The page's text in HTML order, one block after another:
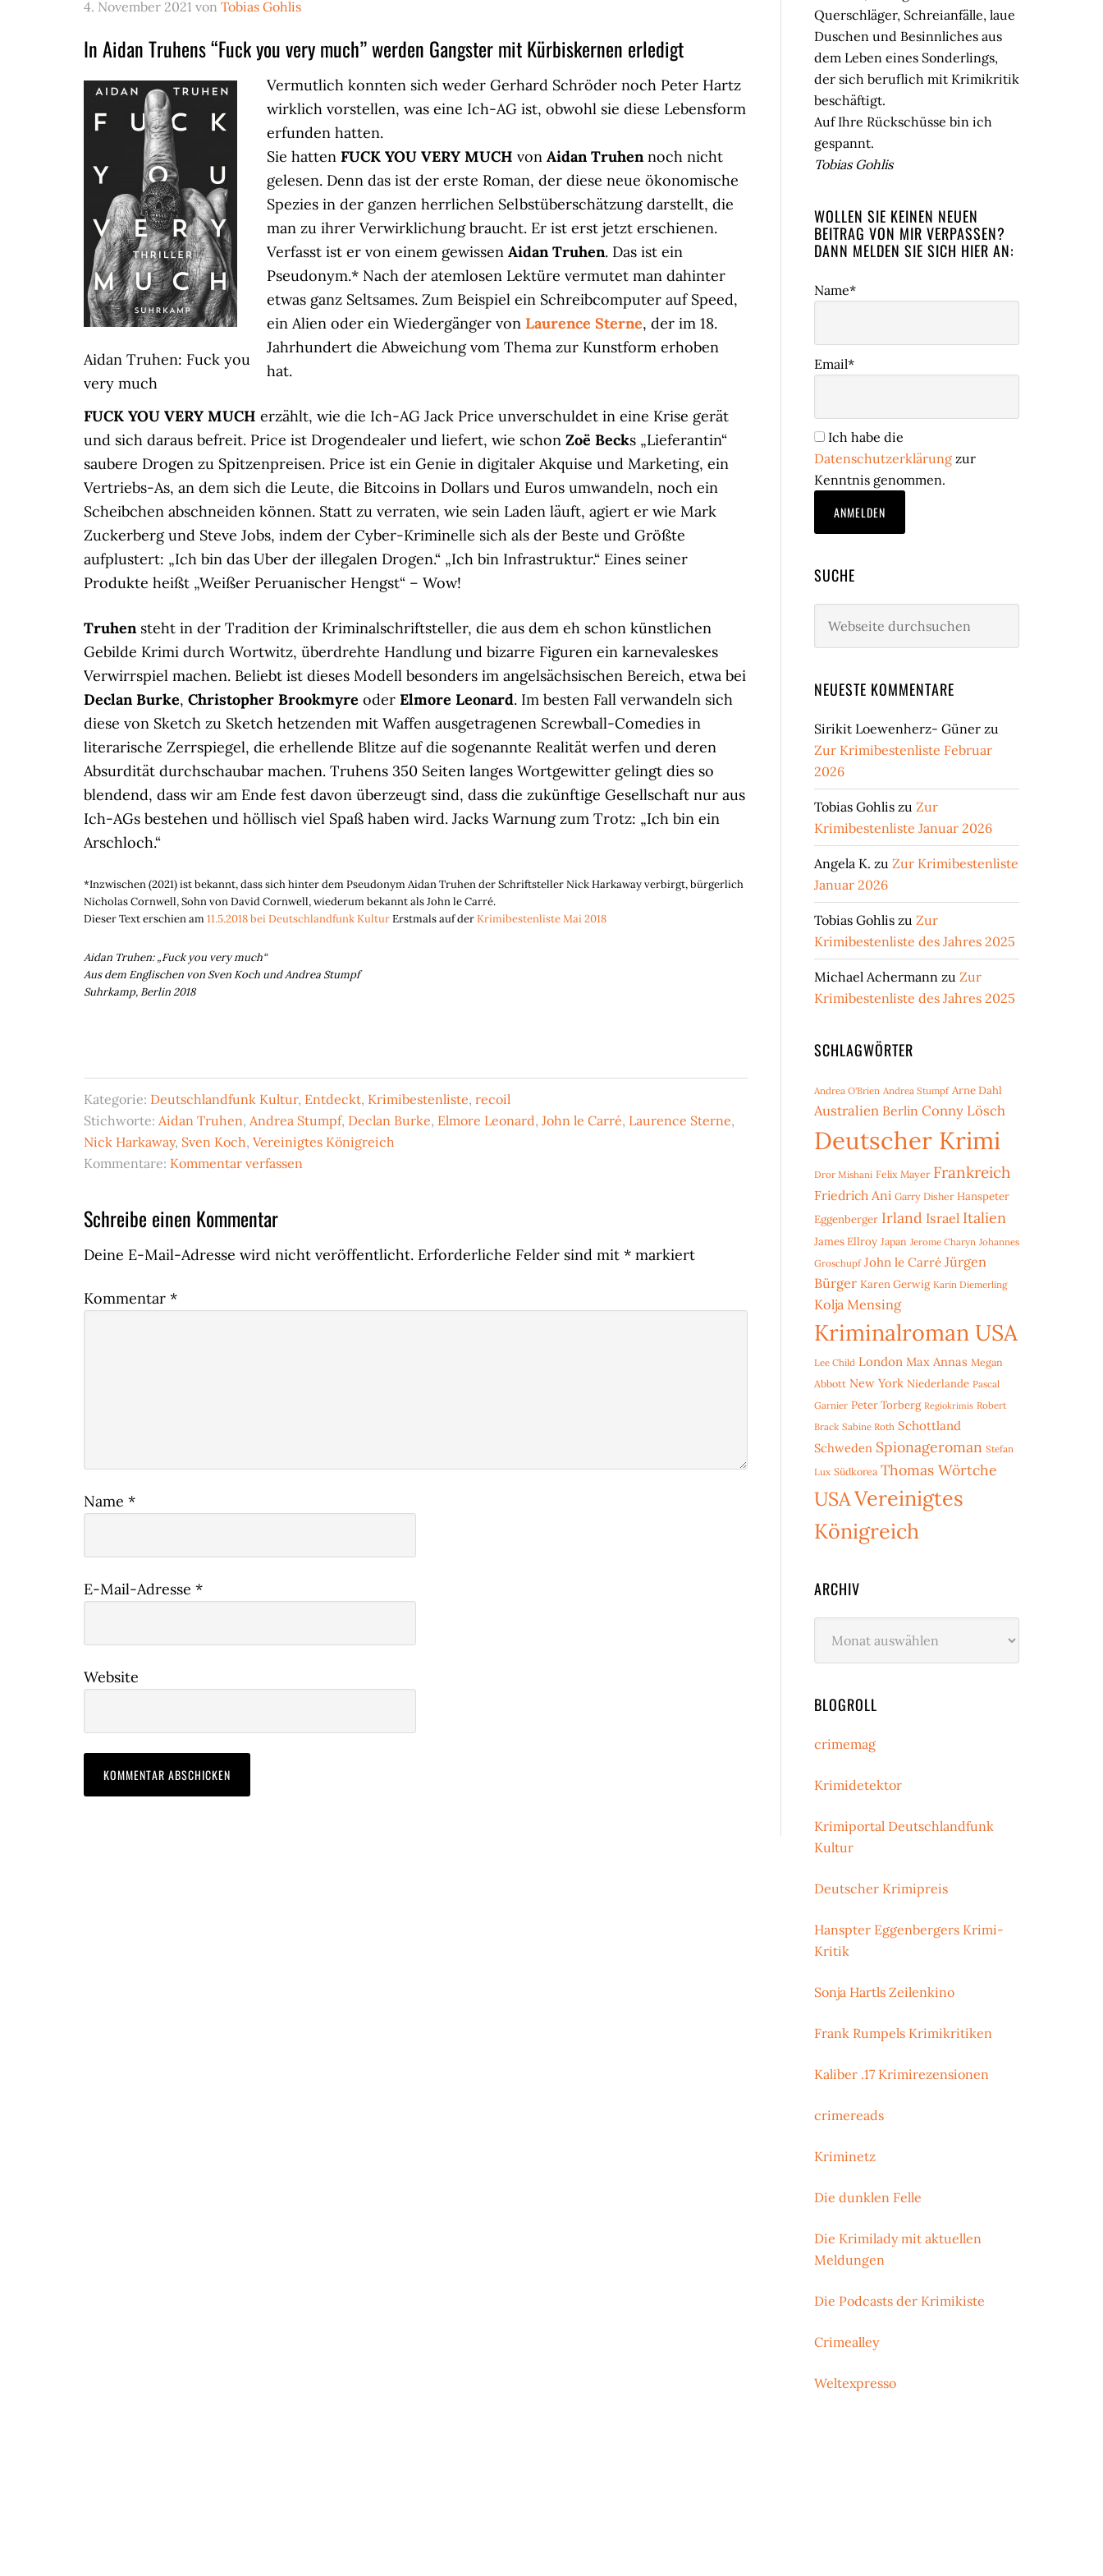
4. November 2021 von Tobias Gohlis
In Aidan Truhens “Fuck you very much” werden Gangster mit Kürbiskernen erledigt
Aidan Truhen: Fuck you
very much
Vermutlich konnten sich weder Gerhard Schröder noch Peter Hartz
wirklich vorstellen, was eine Ich-AG ist, obwohl sie diese Lebensform
erfunden hatten.
Sie hatten FUCK YOU VERY MUCH von Aidan Truhennoch nicht
gelesen. Denn das ist der erste Roman, der diese neue ökonomische
Spezies in der ganzen herrlichen Selbstüberschätzung darstellt, die
man zu ihrer Verwirklichung braucht. Er ist erst jetzt erschienen.
Verfasst ist er von einem gewissen Aidan Truhen. Das ist ein
Pseudonym.* Nach der atemlosen Lektüre vermutet man dahinter
etwas ganz Seltsames. Zum Beispiel ein Schreibcomputer auf Speed,
ein Alien oder ein Wiedergänger von Laurence Sterne, der im 18.
Jahrhundert die Abweichung vom Thema zur Kunstform erhoben
hat.
FUCK YOU VERY MUCH erzählt, wie die Ich-AG Jack Price unverschuldet in eine Krise gerät
und sich daraus befreit. Price ist Drogendealer und liefert, wie schon Zoë Becks „Lieferantin“
saubere Drogen zu Spitzenpreisen. Price ist ein Genie in digitaler Akquise und Marketing, ein
Vertriebs-As, an dem sich die Leute, die Bitcoins in Dollars und Euros umwandeln, noch ein
Scheibchen abschneiden können. Statt zu verraten, wie sein Laden läuft, agiert er wie Mark
Zuckerberg und Steve Jobs, indem der Cyber-Kriminelle sich als der Beste und Größte
aufplustert: „Ich bin das Uber der illegalen Drogen.“ „Ich bin Infrastruktur.“ Eines seiner
Produkte heißt „Weißer Peruanischer Hengst“ – Wow!
Truhensteht in der Tradition der Kriminalschriftsteller, die aus dem eh schon künstlichen
Gebilde Krimi durch Wortwitz, überdrehte Handlung und bizarre Figuren ein karnevaleskes
Verwirrspiel machen. Beliebt ist dieses Modell besonders im angelsächsischen Bereich, etwa bei
Declan Burke, Christopher Brookmyre oder Elmore Leonard. Im besten Fall verwandeln sich
diese von Sketch zu Sketch hetzenden mit Waffen ausgetragenen Screwball-Comedies in
literarische Zerrspiegel, die erhellende Blitze auf die sogenannte Realität werfen und deren
Absurdität durchschaubar machen. Truhens 350 Seiten langes Wortgewitter gelingt dies so
blendend, dass wir am Ende fest davon überzeugt sind, dass die zukünftige Gesellschaft nur aus
Ich-AGs bestehen und höllisch viel Spaß haben wird. Jacks Warnung zum Trotz: „Ich bin ein
Arschloch.“
*Inzwischen (2021) ist bekannt, dass sich hinter dem Pseudonym Aidan Truhen der Schriftsteller Nick Harkaway verbirgt, bürgerlich
Nicholas Cornwell, Sohn von David Cornwell, wiederum bekannt als John le Carré.
Dieser Text erschien am11.5.2018 bei Deutschlandfunk KulturErstmals auf derKrimibestenliste Mai 2018
Aidan Truhen: „Fuck you very much“
Aus dem Englischen von Sven Koch und Andrea Stumpf
Suhrkamp, Berlin 2018
Kategorie: Deutschlandfunk Kultur, Entdeckt, Krimibestenliste, recoil
Stichworte: Aidan Truhen, Andrea Stumpf, Declan Burke, Elmore Leonard, John le Carré, Laurence Sterne,
Nick Harkaway, Sven Koch, Vereinigtes Königreich
Kommentare: Kommentar verfassen
Leser-
Interaktionen
Schreibe einen Kommentar
Deine E-Mail-Adresse wird nicht veröffentlicht. Erforderliche Felder sind mit * markiert
Kommentar *
Name *
E-Mail-Adresse *
Website
Querschläger, Schreianfälle, laue
Duschen und Besinnliches aus
dem Leben eines Sonderlings,
der sich beruflich mit Krimikritik
beschäftigt.
Auf Ihre Rückschüsse bin ich
gespannt.
Tobias Gohlis
WOLLEN SIE KEINEN NEUEN
BEITRAG VON MIR VERPASSEN?
DANN MELDEN SIE SICH HIER AN:
Name*
Email*
Ich habe die
Datenschutzerklärung zur
Kenntnis genommen.
SUCHE
durchsuchen
NEUESTE KOMMENTARE
Sirikit Loewenherz- Güner zu
Zur Krimibestenliste Februar
2026
Tobias Gohlis zu Zur
Krimibestenliste Januar 2026
Angela K. zu Zur Krimibestenliste
Januar 2026
Tobias Gohlis zu Zur
Krimibestenliste des Jahres 2025
Michael Achermann zu Zur
Krimibestenliste des Jahres 2025
SCHLAGWÖRTER
Andrea O'Brien Andrea Stumpf Arne Dahl
Australien Berlin Conny Lösch
Deutscher Krimi
Dror Mishani Felix Mayer Frankreich
Friedrich Ani Garry Disher Hanspeter
Eggenberger Irland Israel Italien
James Ellroy Japan Jerome Charyn Johannes
Groschupf John le Carré Jürgen
Bürger Karen Gerwig Karin Diemerling
Kolja Mensing
Kriminalroman USA
Lee Child London Max Annas Megan
Abbott New York Niederlande Pascal
Garnier Peter Torberg Regiokrimis Robert
Brack Sabine Roth Schottland
Schweden Spionageroman Stefan
Lux Südkorea Thomas Wörtche
USAVereinigtes
Königreich
ARCHIV
BLOGROLL
crimemag
Krimidetektor
Krimiportal Deutschlandfunk
Kultur
Deutscher Krimipreis
Hanspter Eggenbergers Krimi-
Kritik
Sonja Hartls Zeilenkino
Frank Rumpels Krimikritiken
Kaliber .17 Krimirezensionen
crimereads
Kriminetz
Die dunklen Felle
Die Krimilady mit aktuellen
Meldungen
Die Podcasts der Krimikiste
Crimealley
Weltexpresso